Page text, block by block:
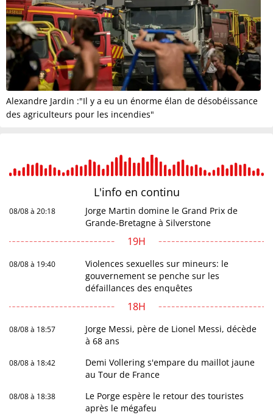
Alexandre Jardin :"Il y a eu un énorme élan de désobéissance
des agriculteurs pour les incendies"
L'info en continu
08/08 à 20:18
Jorge Martin domine le Grand Prix de
Grande-Bretagne à Silverstone
19H
08/08 à 19:40
Violences sexuelles sur mineurs: le
gouvernement se penche sur les
défaillances des enquêtes
18H
08/08 à 18:57
Jorge Messi, père de Lionel Messi, décède
à 68 ans
08/08 à 18:42
Demi Vollering s'empare du maillot jaune
au Tour de France
08/08 à 18:38
Le Porge espère le retour des touristes
après le mégafeu